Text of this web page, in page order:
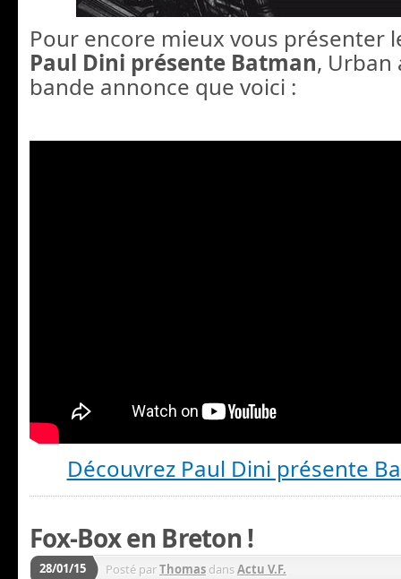
Pour encore mieux vous présenter
Paul Dini présente Batman, Urban
bande annonce que voici :
Découvrez Paul Dini présente
Fox-Box en Breton !
28/01/15 Posté parThomas dansActu V.F.